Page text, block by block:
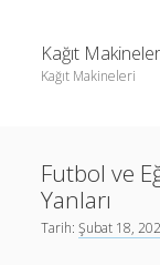
Kağıt
Kağıt Makineleri
Liste
Sayfa Listesi
Linkedin Takipçi
Futbol ve
Yanları
Tarih:Şubat 18,